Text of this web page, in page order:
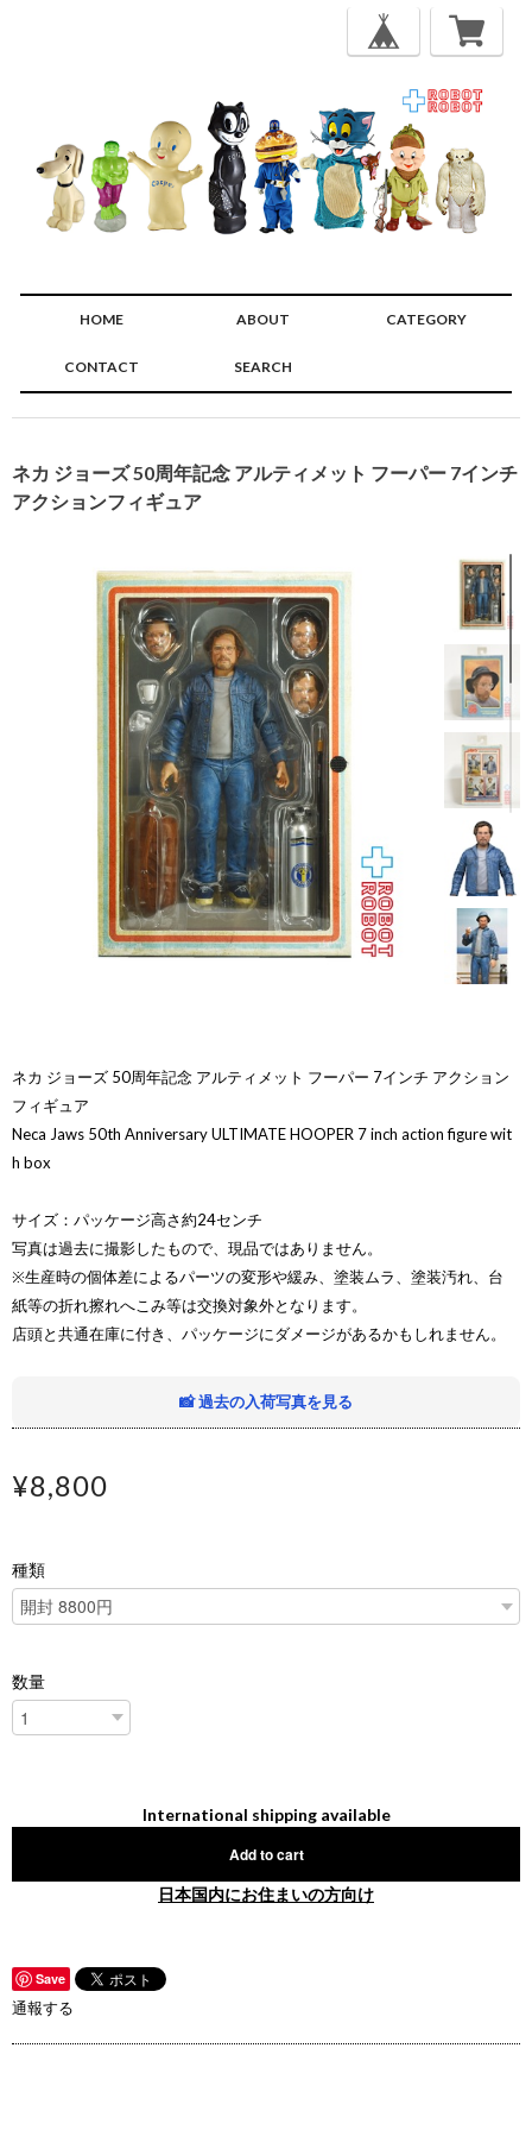
HOME ABOUT CATEGORY
CONTACT SEARCH
ネカ ジョーズ 50周年記念 アルティメット フーパー 7インチ
アクションフィギュア
ネカ ジョーズ 50周年記念 アルティメット フーパー 7インチ アクション
フィギュア
Neca Jaws 50th Anniversary ULTIMATE HOOPER 7 inch action figure wit
h box
サイズ：パッケージ高さ約24センチ
写真は過去に撮影したもので、現品ではありません。
※生産時の個体差によるパーツの変形や緩み、塗装ムラ、塗装汚れ、台
紙等の折れ擦れへこみ等は交換対象外となります。
店頭と共通在庫に付き、パッケージにダメージがあるかもしれません。
📸 過去の入荷写真を見る
¥8,800
種類
数量
International shipping available
Add to cart
日本国内にお住まいの方向け
Save
通報する